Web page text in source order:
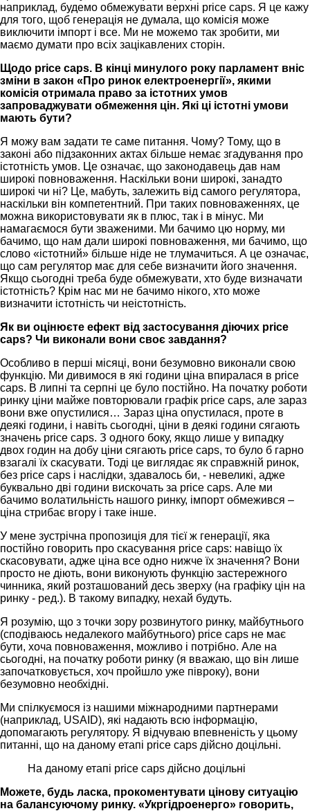
наприклад, будемо обмежувати верхні price caps. Я це кажу
для того, щоб генерація не думала, що комісія може
виключити імпорт і все. Ми не можемо так зробити, ми
маємо думати про всіх зацікавлених сторін.
Щодо price caps. В кінці минулого року парламент вніс
зміни в закон «Про ринок електроенергії», якими
комісія отримала право за істотних умов
запроваджувати обмеження цін. Які ці істотні умови
мають бути?
Я можу вам задати те саме питання. Чому? Тому, що в
законі або підзаконних актах більше немає згадування про
істотність умов. Це означає, що законодавець дав нам
широкі повноваження. Наскільки вони широкі, занадто
широкі чи ні? Це, мабуть, залежить від самого регулятора,
наскільки він компетентний. При таких повноваженнях, це
можна використовувати як в плюс, так і в мінус. Ми
намагаємося бути зваженими. Ми бачимо цю норму, ми
бачимо, що нам дали широкі повноваження, ми бачимо, що
слово «істотний» більше ніде не тлумачиться. А це означає,
що сам регулятор має для себе визначити його значення.
Якщо сьогодні треба буде обмежувати, хто буде визначати
істотність? Крім нас ми не бачимо нікого, хто може
визначити істотність чи неістотність.
Як ви оцінюєте ефект від застосування діючих price
caps? Чи виконали вони своє завдання?
Особливо в перші місяці, вони безумовно виконали свою
функцію. Ми дивимося в які години ціна впиралася в price
caps. В липні та серпні це було постійно. На початку роботи
ринку ціни майже повторювали графік price caps, але зараз
вони вже опустилися… Зараз ціна опустилася, проте в
деякі години, і навіть сьогодні, ціни в деякі години сягають
значень price caps. З одного боку, якщо лише у випадку
двох годин на добу ціни сягають price caps, то було б гарно
взагалі їх скасувати. Тоді це виглядає як справжній ринок,
без price caps і наслідки, здавалось би, - невеликі, адже
буквально дві години вискочать за price caps. Але ми
бачимо волатильність нашого ринку, імпорт обмежився –
ціна стрибає вгору і таке інше.
У мене зустрічна пропозиція для тієї ж генерації, яка
постійно говорить про скасування price caps: навіщо їх
скасовувати, адже ціна все одно нижче їх значення? Вони
просто не діють, вони виконують функцію застережного
чинника, який розташований десь зверху (на графіку цін на
ринку - ред.). В такому випадку, нехай будуть.
Я розумію, що з точки зору розвинутого ринку, майбутнього
(сподіваюсь недалекого майбутнього) price caps не має
бути, хоча повноваження, можливо і потрібно. Але на
сьогодні, на початку роботи ринку (я вважаю, що він лише
започатковується, хоч пройшло уже півроку), вони
безумовно необхідні.
Ми спілкуємося із нашими міжнародними партнерами
(наприклад, USAID), які надають всю інформацію,
допомагають регулятору. Я відчуваю впевненість у цьому
питанні, що на даному етапі price caps дійсно доцільні.
На даному етапі price caps дійсно доцільні
Можете, будь ласка, прокоментувати цінову ситуацію
на балансуючому ринку. «Укргідроенерго» говорить,